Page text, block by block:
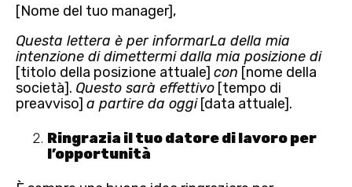
[Nome del tuo manager],
Questa lettera è per informarLa della mia
intenzione di dimettermi dalla mia posizione di
[titolo della posizione attuale] con [nome della
società]. Questo sarà effettivo [tempo di
preavviso] a partire da oggi[data attuale].
Ringrazia il tuo datore di lavoro per
l’opportunità